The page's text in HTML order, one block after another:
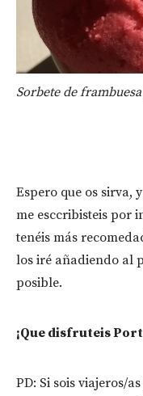
Sorbete de
Espero que os sirva,
me esccribisteis por
tenéis más
los iré añadiendo al
posible.
¡Que disfruteis
PD: Si sois viajeros/